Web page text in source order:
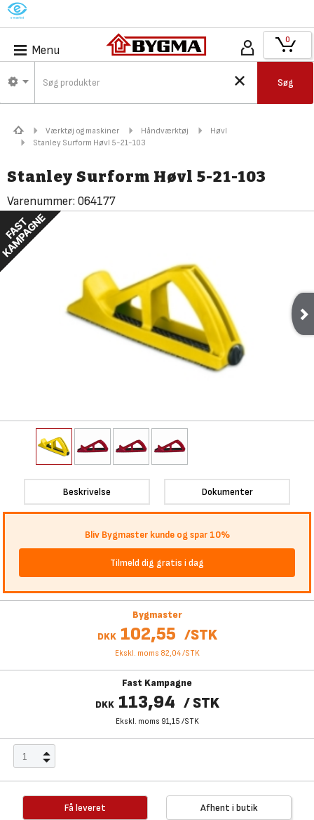
M
Menu
Søg
0
Værktøj og maskiner Håndværktøj
Høvl
Stanley Surform Høvl 5-21-103
Stanley Surform Høvl 5-21-103
Varenummer: 064177
Beskrivelse Dokumenter
Bliv Bygmaster kunde og spar 10%
Tilmeld dig gratis i dag
Bygmaster
DKK 102,55 /STK
Ekskl. moms 82,04/STK
Fast Kampagne
DKK 113,94 / STK
Ekskl. moms 91,15 /STK
Få leveret Afhent i butik